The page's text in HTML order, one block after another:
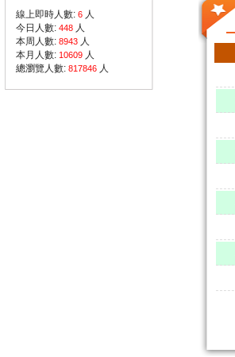
線上即時人數: 6 人
今日人數: 448 人
本周人數: 8943 人
本月人數: 10609 人
總瀏覽人數: 817846 人